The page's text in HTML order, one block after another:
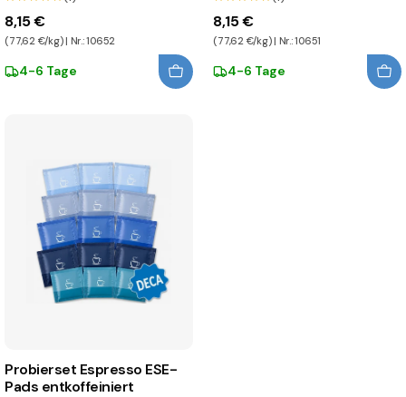
8,15 €
(77,62 €/kg) | Nr.: 10652
4-6 Tage
8,15 €
(77,62 €/kg) | Nr.: 10651
4-6 Tage
Probierset Espresso ESE-
Pads entkoffeiniert